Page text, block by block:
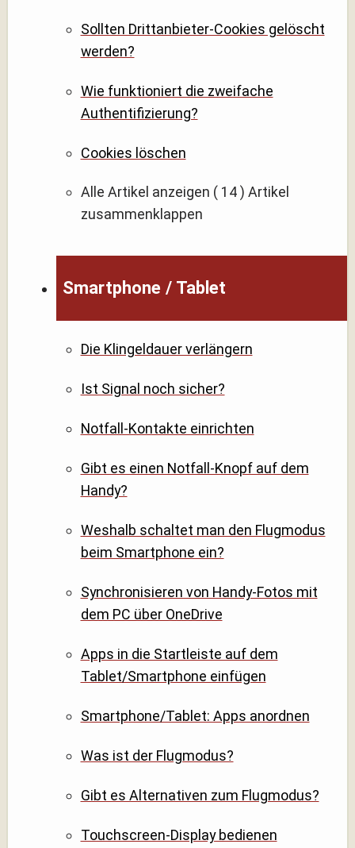
Sollten Drittanbieter-Cookies gelöscht
werden?
Wie funktioniert die zweifache
Authentifizierung?
Cookies löschen
Alle Artikel anzeigen ( 14 ) Artikel
zusammenklappen
Smartphone / Tablet
Die Klingeldauer verlängern
Ist Signal noch sicher?
Notfall-Kontakte einrichten
Gibt es einen Notfall-Knopf auf dem
Handy?
Weshalb schaltet man den Flugmodus
beim Smartphone ein?
Synchronisieren von Handy-Fotos mit
dem PC über OneDrive
Apps in die Startleiste auf dem
Tablet/Smartphone einfügen
Smartphone/Tablet: Apps anordnen
Was ist der Flugmodus?
Gibt es Alternativen zum Flugmodus?
Touchscreen-Display bedienen